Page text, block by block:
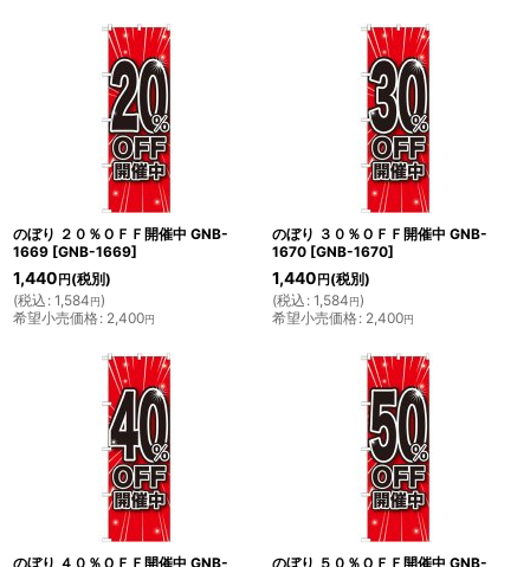
のぼり ２０％ＯＦＦ開催中 GNB-
1669 [GNB-1669]
1,440 円 (税別)
(税込 : 1,584円)
希望小売価格: 2,400円
のぼり ３０％ＯＦＦ開催中 GNB-
1670 [GNB-1670]
1,440 円 (税別)
(税込 : 1,584円)
希望小売価格: 2,400円
のぼり ４０％ＯＦＦ開催中 GNB- のぼり ５０％ＯＦＦ開催中 GNB-